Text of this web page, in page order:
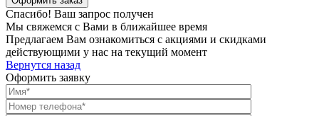
Спасибо! Ваш запрос получен
Мы свяжемся с Вами в ближайшее время
Предлагаем Вам ознакомиться с акциями и скидками
действующими у нас на текущий момент
Вернутся назад
Оформить заявку